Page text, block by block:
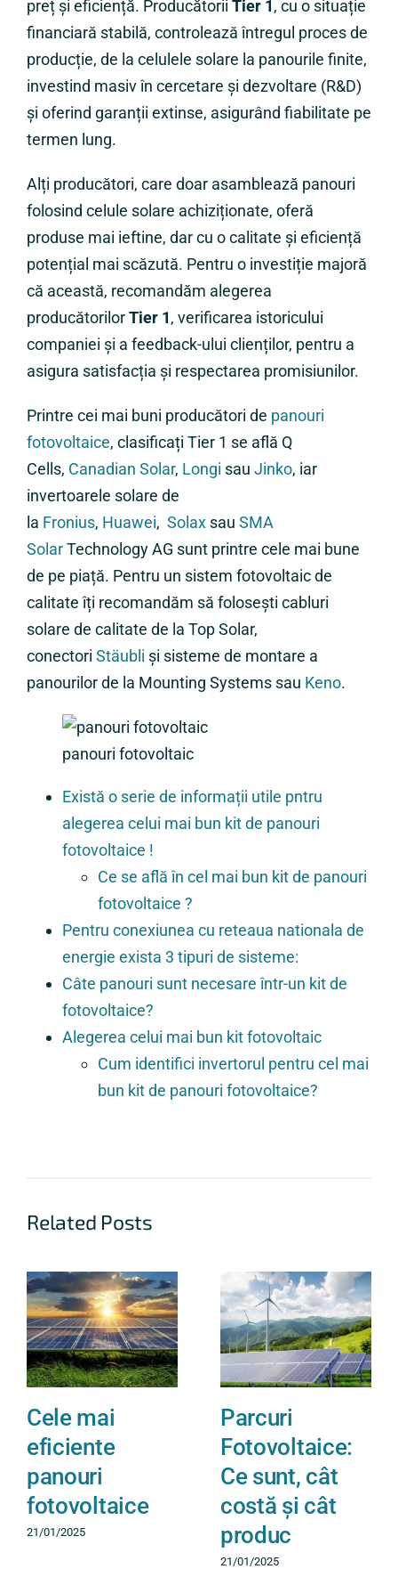
preț și eficiență. Producătorii Tier 1, cu o situație
financiară stabilă, controlează întregul proces de
producție, de la celulele solare la panourile finite,
investind masiv în cercetare și dezvoltare (R&D)
și oferind garanții extinse, asigurând fiabilitate pe
termen lung.
Alți producători, care doar asamblează panouri
folosind celule solare achiziționate, oferă
produse mai ieftine, dar cu o calitate și eficiență
potențial mai scăzută. Pentru o investiție majoră
că această, recomandăm alegerea
producătorilorTier 1, verificarea istoricului
companiei și a feedback-ului clienților, pentru a
asigura satisfacția și respectarea promisiunilor.
Printre cei mai buni producători de panouri
fotovoltaice, clasificați Tier 1 se află Q
Cells, Canadian Solar, Longi sau Jinko, iar
invertoarele solare de
la Fronius, Huawei, Solaxsau SMA
SolarTechnology AG sunt printre cele mai bune
de pe piață. Pentru un sistem fotovoltaic de
calitate îți recomandăm să folosești cabluri
solare de calitate de la Top Solar,
conectori Stäubli și sisteme de montare a
panourilor de la Mounting Systems sau Keno.
panouri fotovoltaic
Există o serie de informații utile pntru
alegerea celui mai bun kit de panouri
fotovoltaice !
Ce se află în cel mai bun kit de panouri
fotovoltaice ?
Pentru conexiunea cu reteaua nationala de
energie exista 3 tipuri de sisteme:
Câte panouri sunt necesare într-un kit de
fotovoltaice?
Alegerea celui mai bun kit fotovoltaic
Cum identifici invertorul pentru cel mai
bun kit de panouri fotovoltaice?
Related Posts
Cele mai
eficiente
panouri
fotovoltaice
21/01/2025
Parcuri
Fotovoltaice:
Ce sunt, cât
costă și cât
produc
21/01/2025